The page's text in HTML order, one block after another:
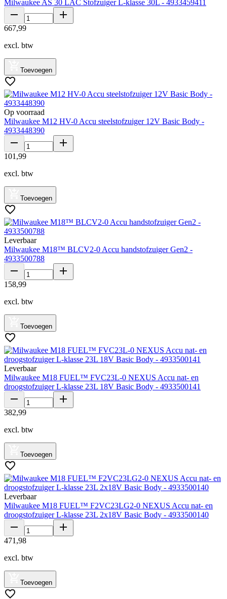
Milwaukee AS 30 LAC Stofzuiger L-klasse 30L - 4933459411
667,99
excl. btw
Toevoegen
Op voorraad
Milwaukee M12 HV-0 Accu steelstofzuiger 12V Basic Body -
4933448390
101 ,99
excl. btw
Toevoegen
Leverbaar
Milwaukee M18™ BLCV2-0 Accu handstofzuiger Gen2 -
4933500788
158,99
excl. btw
Toevoegen
Leverbaar
Milwaukee M18 FUEL™ FVC23L-0 NEXUS Accu nat- en
droogstofzuiger L-klasse 23L 18V Basic Body - 4933500141
382,99
excl. btw
Toevoegen
Leverbaar
Milwaukee M18 FUEL™ F2VC23LG2-0 NEXUS Accu nat- en
droogstofzuiger L-klasse 23L 2x18V Basic Body - 4933500140
471 ,98
excl. btw
Toevoegen